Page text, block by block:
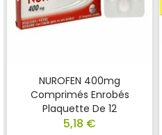
NUROFEN 400mg
Comprimés Enrobés
Plaquette De 12
5,18 €